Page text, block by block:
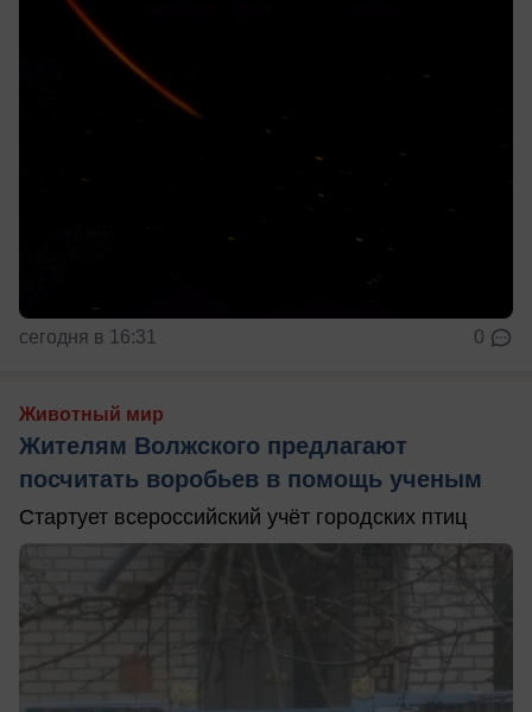
сегодня в 16:31 0
Животный мир
Жителям Волжского предлагают
посчитать воробьев в помощь ученым
Стартует всероссийский учёт городских птиц